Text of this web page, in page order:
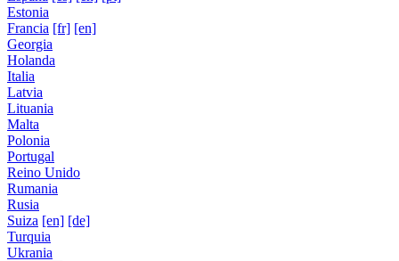
Estonia
Francia [fr] [en]
Georgia
Holanda
Italia
Latvia
Lituania
Malta
Polonia
Portugal
Reino Unido
Rumania
Rusia
Suiza [en] [de]
Turquia
Ukrania